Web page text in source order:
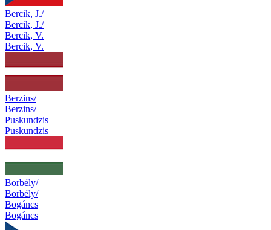
Bercik, J./
Bercik, J./
Bercik, V.
Bercik, V.
Berzins/
Berzins/
Puskundzis
Puskundzis
Borbély/
Borbély/
Bogáncs
Bogáncs